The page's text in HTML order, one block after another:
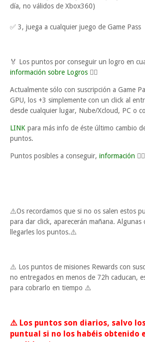
día, no válidos de Xbox360)
✅ 3, juega a cualquier juego de Game Pass
🏅 Los puntos por conseguir un logro en
información sobre Logros 👈🏼
Actualmente sólo con suscripción a Game
GPU, los +3 simplemente con un click al
desde cualquier lugar, Nube/Xcloud, PC o
LINK para más info de éste último cambio
puntos.
Puntos posibles a conseguir, información 👈🏼
⚠️Os recordamos que si no os salen estos
para dar click, aparecerán mañana. Algunas
llegarles los puntos.⚠️
⚠️ Los puntos de misiones Rewards con
no entregados en menos de 72h caducan,
para cobrarlo en tiempo ⚠️
⚠️ Los puntos son diarios, salvo
puntual si no los habéis obtenido